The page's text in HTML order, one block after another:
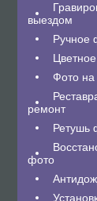
выездом
Ручное
Фото на
ремонт
Ретушь
фото